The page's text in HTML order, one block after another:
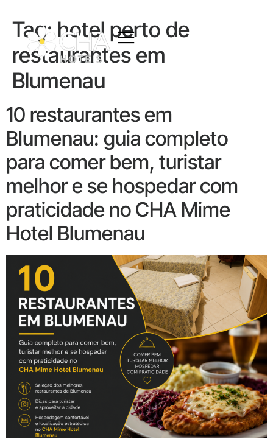
Tag:hotel perto de
restaurantes em
Blumenau
10 restaurantes em
Blumenau: guia completo
para comer bem, turistar
melhor e se hospedar com
praticidade no CHA Mime
Hotel Blumenau